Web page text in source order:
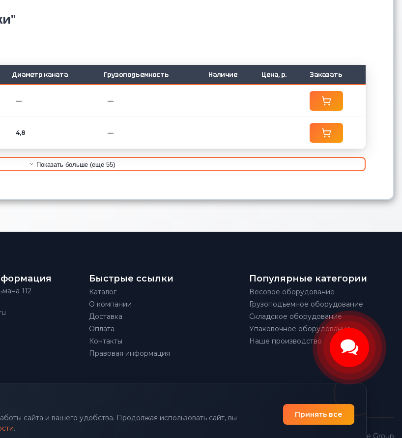
Диаметр каната Грузоподъемность Наличие Цена, р. Заказать
— —
4,8 —
Показать больше (еще 55)
сайта и вашего удобства. Продолжая использовать сайт, вы
.
Принять все
112
Быстрые ссылки
Каталог
О компании
Доставка
Оплата
Контакты
Правовая информация
Популярные категории
Весовое оборудование
Грузоподъемное оборудование
Складское оборудование
Упаковочное оборудование
Наше производство
Разработано Prime Group